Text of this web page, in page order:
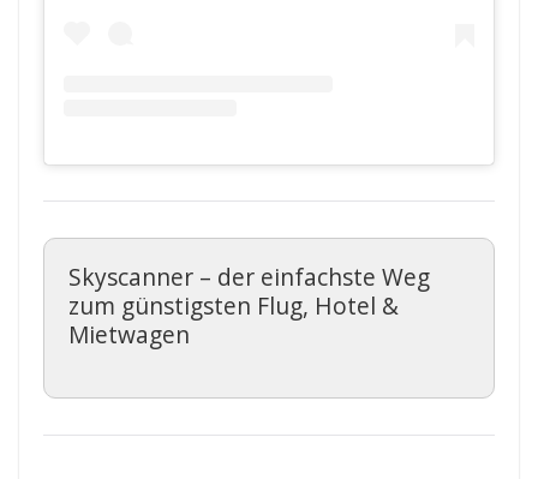
Skyscanner – der einfachste Weg
zum günstigsten Flug, Hotel &
Mietwagen